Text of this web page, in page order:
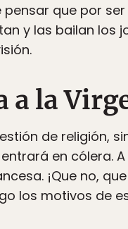
pensar que por
y las bailan los
a la
de religión,
en cólera.
¡Que no,
los motivos de